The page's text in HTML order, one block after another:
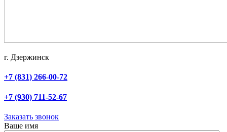
г. Дзержинск
+7 (831) 266-00-72
+7 (930) 711-52-67
Заказать звонок
Ваше имя